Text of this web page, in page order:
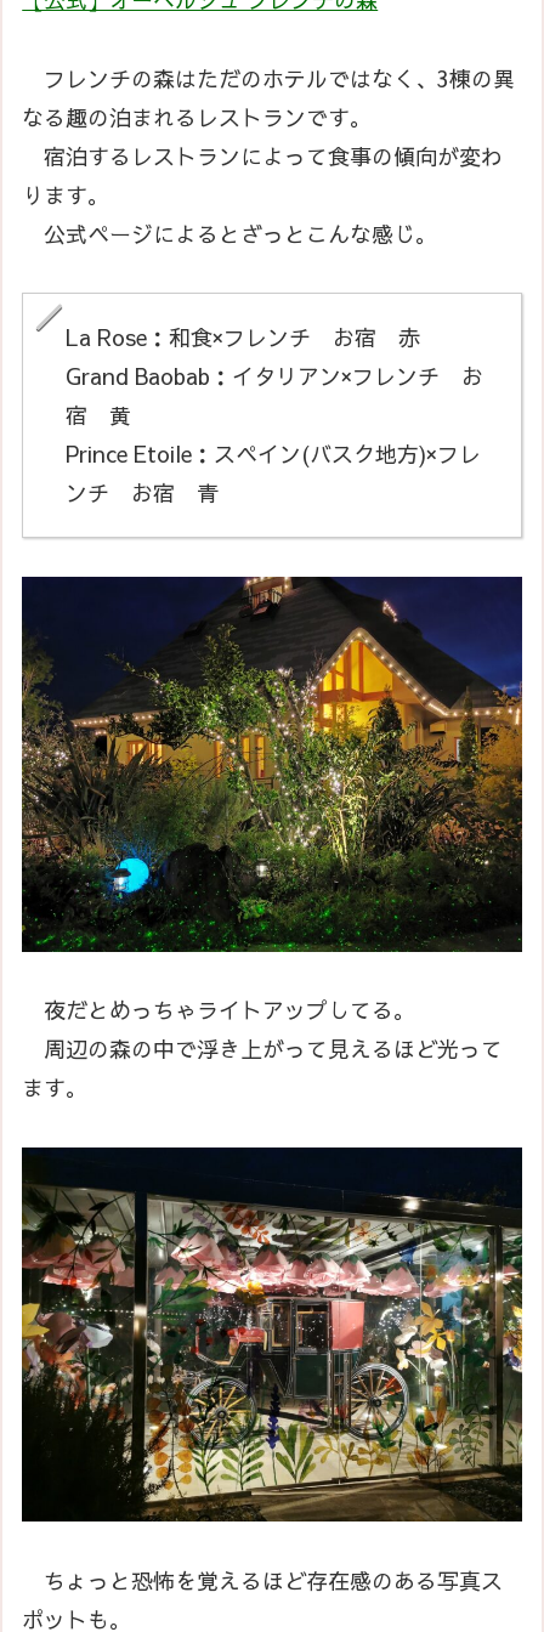
フレンチの森はただのホテルではなく、3棟の異
なる趣の泊まれるレストランです。
宿泊するレストランによって食事の傾向が変わ
ります。
公式ページによるとざっとこんな感じ。
La Rose：和食×フレンチ お宿 赤
Grand Baobab：イタリアン×フレンチ お
宿 黄
Prince Etoile：スペイン(バスク地方)×フレ
ンチ お宿 青
夜だとめっちゃライトアップしてる。
周辺の森の中で浮き上がって見えるほど光って
ます。
ちょっと恐怖を覚えるほど存在感のある写真ス
ポットも。